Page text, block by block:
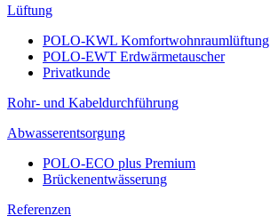
Lüftung
POLO-KWL Komfortwohnraumlüftung
POLO-EWT Erdwärmetauscher
Privatkunde
Rohr- und Kabeldurchführung
Abwasserentsorgung
POLO-ECO plus Premium
Brückenentwässerung
Referenzen